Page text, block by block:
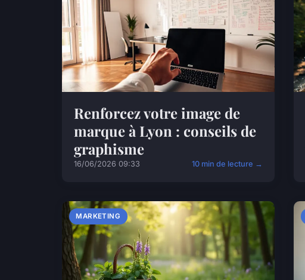
Renforcez votre image de
marque à Lyon : conseils de
graphisme
16/06/2026 09:33 10 min de lecture →
MARKETING